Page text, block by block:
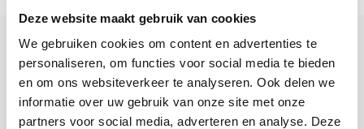
Deze website maakt gebruik van cookies
We gebruiken cookies om content en advertenties te
personaliseren, om functies voor social media te bieden
en om ons websiteverkeer te analyseren. Ook delen we
informatie over uw gebruik van onze site met onze
partners voor social media, adverteren en analyse. Deze
Schrijf je hier in voor onze nieuwsbrief
Ontvang onze nieuwste aanbiedingen en
kortingscodes